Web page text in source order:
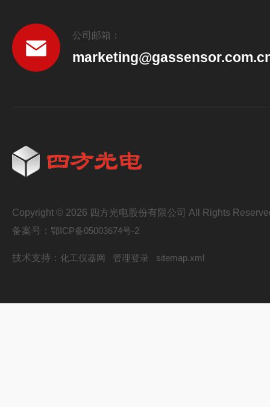
公司邮箱：
Copyright © 2026 四方光电股份有限公司 All Rights
备案号： 鄂ICP备05003674号-2
技术支持： 化工仪器网 管理登录 sitemap.xml